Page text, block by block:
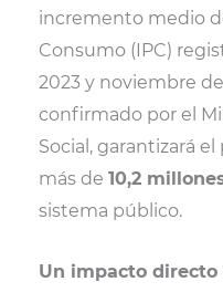
e
r
)
k
incremento medio
Consumo (IPC)
2023 y noviembre
confirmado por el
Social, garantizará
más de 10,2
sistema público.
Un impacto directo